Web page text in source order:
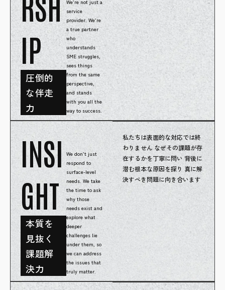
IP
圧倒的
な伴走
力
We’re not just a
service
provider. We’re
a true partner
who
understands
SME struggles,
sees things
from the same
perspective,
and stands
with you all the
way to success.
INSI
GHT
本質を
見抜く
課題解
決力
We don’t just
respond to
surface-level
needs. We take
the time to ask
why those
needs exist and
explore what
deeper
challenges lie
under them, so
we can address
the issues that
truly matter.
私たちは表面的な対応では終
わりません なぜその課題が存
在するかを丁寧に問い 背後に
潜む根本な原因を探り 真に解
決すべき問題に向き合います